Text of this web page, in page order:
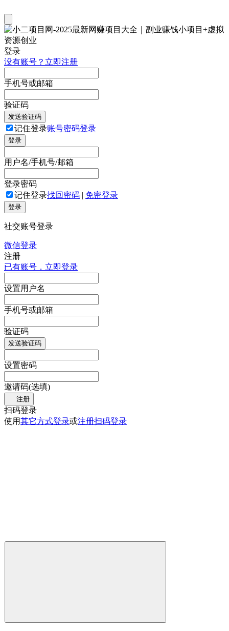
登录
没有账号？立即注册
手机号或邮箱
验证码
发送验证码
记住登录账号密码登录
登录
用户名/手机号/邮箱
登录密码
记住登录找回密码 | 免密登录
登录
社交账号登录
微信登录
注册
已有账号，立即登录
设置用户名
手机号或邮箱
验证码
发送验证码
设置密码
邀请码(选填)
注册
扫码登录
使用其它方式登录或注册扫码登录